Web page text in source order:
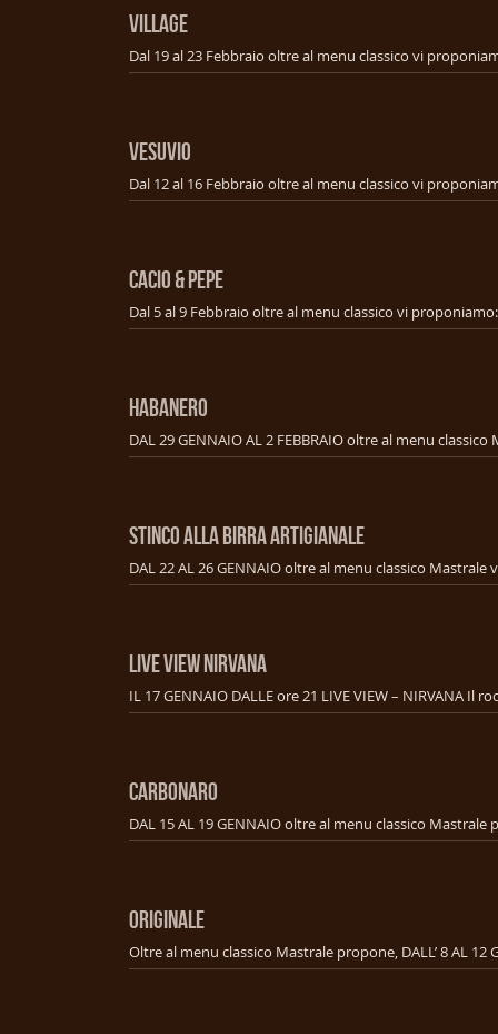
VILLAGE
VESUVIO
CACIO & PEPE
HABANERO
STINCO ALLA BIRRA ARTIGIANALE
LIVE VIEW NIRVANA
CARBONARO
ORIGINALE